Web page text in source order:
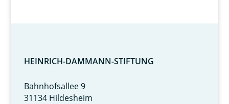
HEINRICH-DAMMANN-STIFTUNG
Bahnhofsallee 9
31134 Hildesheim